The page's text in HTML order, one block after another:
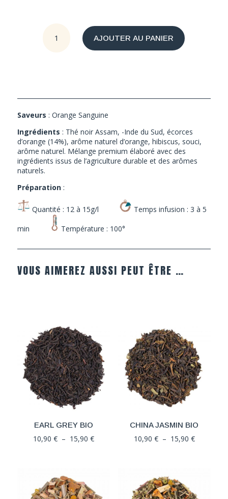
AJOUTER AU PANIER
Saveurs : Orange Sanguine
Ingrédients : Thé noir Assam, -Inde du Sud, écorces
d’orange (14%), arôme naturel d’orange, hibiscus, souci,
arôme naturel. Mélange premium élaboré avec des
ingrédients issus de l’agriculture durable et des arômes
naturels.
Préparation:
Quantité : 12 à 15g/l Temps infusion : 3 à 5
min Température : 100°
VOUS AIMEREZ AUSSI PEUT ÊTRE …
EARL GREY BIO
10,90 € – 15,90 €Plage
à
CHINA JASMIN BIO
10,90 € – 15,90 €Plage
à